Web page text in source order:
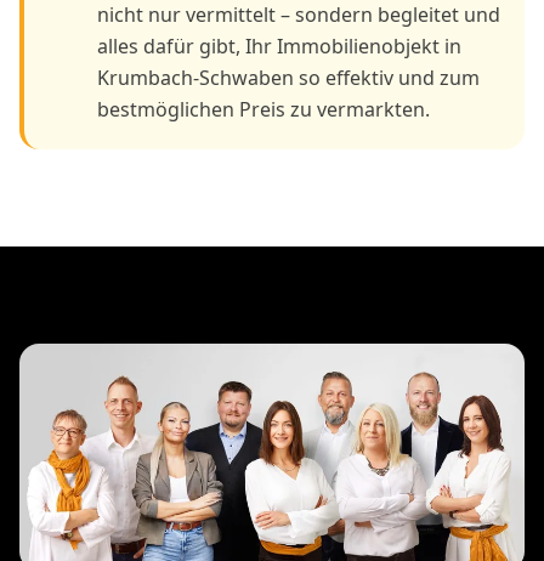
nicht nur vermittelt – sondern begleitet und
alles dafür gibt, Ihr Immobilienobjekt in
Krumbach-Schwaben so effektiv und zum
bestmöglichen Preis zu vermarkten.